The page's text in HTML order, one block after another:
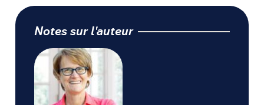
Notes sur l'auteur